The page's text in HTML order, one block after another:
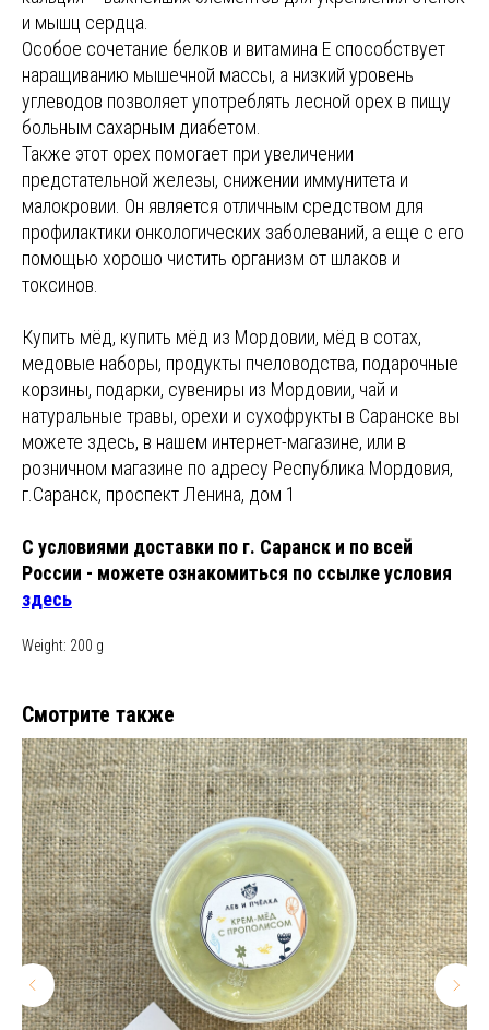
и мышц сердца.
Особое сочетание белков и витамина E способствует
наращиванию мышечной массы, а низкий уровень
углеводов позволяет употреблять лесной орех в пищу
больным сахарным диабетом.
Также этот орех помогает при увеличении
предстательной железы, снижении иммунитета и
малокровии. Он является отличным средством для
профилактики онкологических заболеваний, а еще с его
помощью хорошо чистить организм от шлаков и
токсинов.
Купить мёд, купить мёд из Мордовии, мёд в сотах,
медовые наборы, продукты пчеловодства, подарочные
корзины, подарки, сувениры из Мордовии, чай и
натуральные травы, орехи и сухофрукты в Саранске вы
можете здесь, в нашем интернет-магазине, или в
розничном магазине по адресу Республика Мордовия,
г.Саранск, проспект Ленина, дом 1
С условиями доставки по г. Саранск и по всей
России - можете ознакомиться по ссылке условия
здесь
Weight: 200 g
Смотрите также